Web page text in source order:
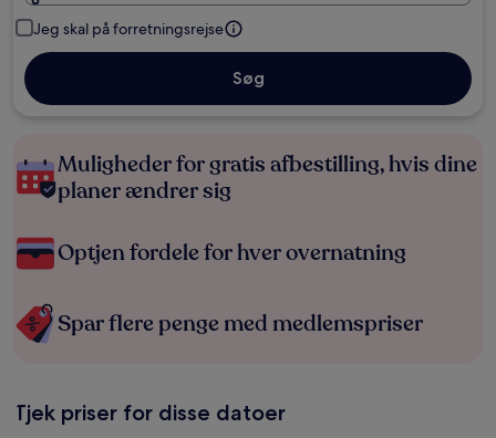
Jeg skal på forretningsrejse
Søg
Muligheder for gratis afbestilling, hvis dine
planer ændrer sig
Optjen fordele for hver overnatning
Spar flere penge med medlemspriser
Tjek priser for disse datoer